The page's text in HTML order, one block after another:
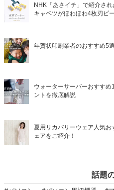
NHK「あさイチ」で紹介さ
キャベツがほわほわ4枚刃ピ
年賀状印刷業者のおすすめ5
ウォーターサーバーおすす
ントを徹底解説
夏用リカバリーウェア人気
ェアをご紹介！
話題